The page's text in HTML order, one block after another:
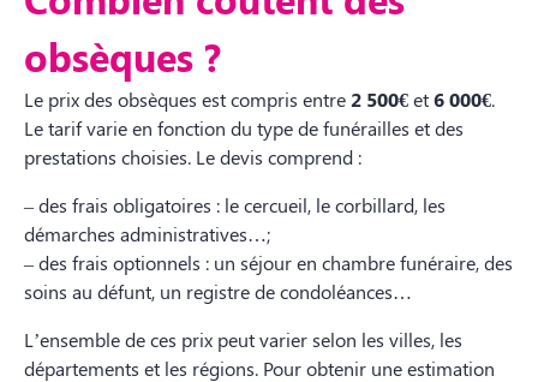
obsèques ?
Le prix des obsèques est compris entre2 500€et6 000€.
Le tarif varie en fonction du type de funérailles et des
prestations choisies. Le devis comprend :
– des frais obligatoires : le cercueil, le corbillard, les
démarches administratives…;
– des frais optionnels : un séjour en chambre funéraire, des
soins au défunt, un registre de condoléances…
L’ensemble de ces prix peut varier selon les villes, les
départements et les régions. Pour obtenir une estimation